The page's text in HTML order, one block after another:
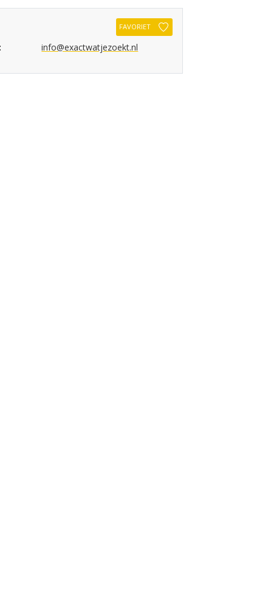
FAVORIET
info@exactwatjezoekt.nl